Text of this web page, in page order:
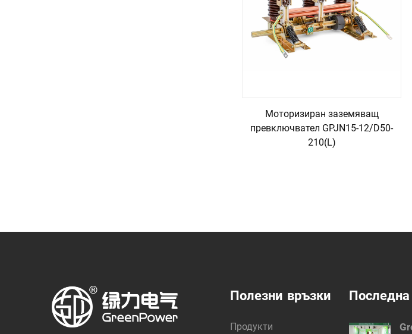
Моторизиран заземяващ
превключвател GPJN15-12/D50-
210(L)
Полезни връзки
Продукти